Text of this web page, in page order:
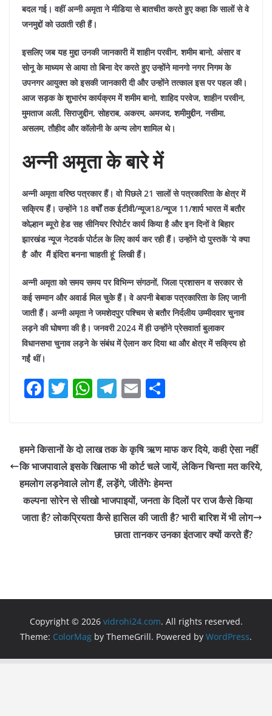
बदल गई। वहीं अन्नी अमृता ने मीडिया से बातचीत करते हुए कहा कि सालों से वे
जनमुद्दों को उठाती रही हैं।
इसलिए जब यह मुद्दा उनकी जानकारी में शाहीन परवीन, शमीम बानो, अंसार व
सोनू के माध्यम से आया तो बिना देर करते हुए उन्होंने मानगो नगर निगम के
उपनगर आयुक्त को इसकी जानकारी दी और उन्होंने तत्काल इस पर पहल की।
आज सड़क के शुभारंभ कार्यक्रम में शमीम बानो, शाहिद परवेज, शाहीन परवीन,
मुमताज अली, सिराजुद्दीन, सोहराब, अकरम, अमजद, शमीमुद्दीन, नसीमा,
असलम, तौहीद और कॉलोनी के अन्य लोग शामिल थे।
अन्नी अमृता के बारे में
अन्नी अमृता वरिष्ठ पत्रकार हैं। वो पिछले 21 सालों से पत्रकारिता के क्षेत्र में
सक्रिय हैं। उन्होंने 18 वर्षों तक ईटीवी/न्यूज18/न्यूज 11/शार्प भारत में बतौर
कोल्हान ब्यूरो हेड सह सीनियर रिपोर्टर कार्य किया है और इन दिनों वे बिहार
झारखंड न्यूज नेटवर्क पोर्टल के लिए कार्य कर रही हैं। उन्होंने दो पुस्तकें ‘ये क्या
है’ और मैं इंदिरा बनना चाहती हूं’ लिखी हैं।
अन्नी अमृता को समय समय पर विभिन्न संगठनों, जिला प्रशासन व सरकार से
कई सम्मान और अवार्ड मिल चुके हैं। वे अपनी बेबाक पत्रकारिता के लिए जानी
जाती हैं। अन्नी अमृता ने जमशेदपुर पश्चिम से बतौर निर्दलीय उम्मीदवार चुनाव
लड़ने की घोषणा की है। जनवरी 2024 में ही उन्होंने प्रेसवार्ता बुलाकर
विधानसभा चुनाव लड़ने के संबंध में ऐलान कर दिया था और क्षेत्र में सक्रिय हो
गईं थीं।
F
a
e
b
o
o
k
T
w
er
W
h
s
A
p
p
T
el
gr
a
m
E
m
l e
हमने किसानों के दो लाख तक के कृषि ऋण माफ कर दिये, कही ऐसा नहीं
कि भाजपावाले इसके खिलाफ भी कोर्ट चले जायें, लेकिन चिन्ता मत करिये,
हमलोग लड़नेवाले लोग हैं, लड़ेंगे, जीतेंगेः हेमन्त
कल्पना सोरेन से सीखो भाजपाइयों, जनता के दिलों पर राज कैसे किया
जाता है? लोकप्रियता कैसे हासिल की जाती है? भारी बारिश में भी लोग
छाता तानकर उनका इंतजार क्यों करते हैं?
Copyright © 2026 vidrohi24.com. All rights reserved.
Theme: ColorMag by ThemeGrill. Powered by WordPress.